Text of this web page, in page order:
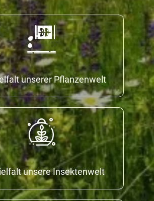
unserer Pflanzenwelt
unsere Insektenwelt